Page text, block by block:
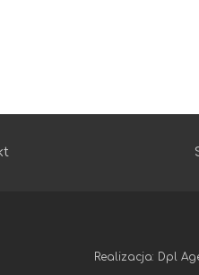
Realizacja: Dpl